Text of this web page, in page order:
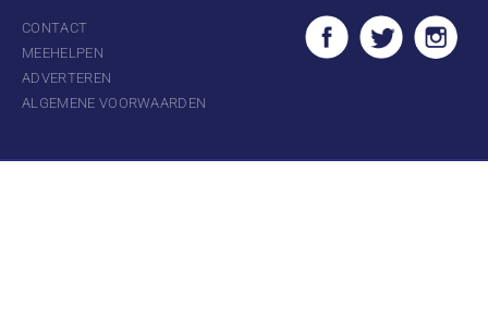
CONTACT
MEEHELPEN
ADVERTEREN
ALGEMENE VOORWAARDEN